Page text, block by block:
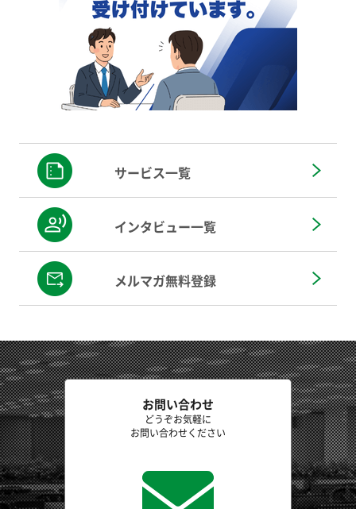
サービス一覧
インタビュー一覧
メルマガ無料登録
お問い合わせ
どうぞお気軽に
お問い合わせください